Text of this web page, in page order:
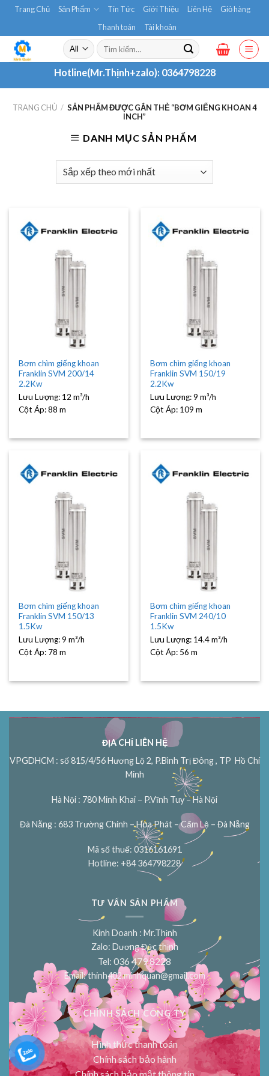
Skip
content
Trang Chủ Sản Phẩm Tin Tức Giới Thiệu Liên Hệ
Giỏ hàng
Thanh toán
Tài khoản
Tìm
kiếm:
Hotline(Mr.Thịnh+zalo): 0364798228
TRANG CHỦ / SẢN PHẨM ĐƯỢC GẮN THẺ “BƠM GIẾNG KHOAN 4
INCH”
DANH MỤC SẢN PHẨM
Bơm chìm giếng khoan
Franklin SVM 200/14
2.2Kw
Lưu Lượng: 12 m³/h
Cột Áp:88 m
Bơm chìm giếng khoan
Franklin SVM 150/19
2.2Kw
Lưu Lượng:9 m³/h
Cột Áp: 109 m
Bơm chìm giếng khoan
Franklin SVM 150/13
1.5Kw
Lưu Lượng:9 m³/h
Cột Áp: 78 m
Bơm chìm giếng khoan
Franklin SVM 240/10
1.5Kw
Lưu Lượng: 14.4 m³/h
Cột Áp: 56 m
ĐỊA CHỈ LIÊN HỆ
VPGDHCM : số 815/4/56 Hương Lộ 2, P.Bình Trị Đông , TP Hồ Chí
Minh
Hà Nội : 780 Minh Khai – P.Vĩnh Tuy – Hà Nội
Đà Nẵng : 683 Trường Chinh – Hòa Phát – Cẩm Lệ – Đà Nẵng
Mã số thuế: 0316161691
Hotline: +84 364798228
TƯ VẤN SẢN PHẨM
Kinh Doanh : Mr.Thịnh
Zalo: Dương Đức thịnh
Tel: 036 479 8228
Email:thinh402.minhquan@gmail.com
CHÍNH SÁCH CÔNG TY
Hình thức thanh toán
Chính sách bảo hành